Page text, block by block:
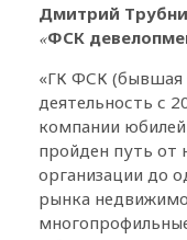
Дмитрий
«ФСК
«ГК ФСК (бывшая
деятельность с
компании
пройден путь от
организации до
рынка